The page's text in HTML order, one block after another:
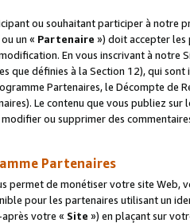
ou souhaitant participer à notre
un « Partenaire ») doit accepter les
En vous inscrivant à notre
que définies à la Section 12), qui
Partenaires, le Décompte de
Le contenu que vous publiez
ou supprimer des
Partenaires
permet de monétiser votre site Web,
pour les partenaires utilisant un
votre « Site ») en plaçant sur